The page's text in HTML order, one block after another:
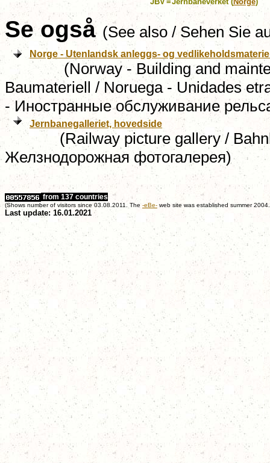
Se også (See also / Sehen Sie
Norge - Utenlandsk anleggs- og
(Norway -Building and
Baumateriell / Noruega - Unidades
-Иностранныеoбслуживание
Jernbanegalleriet, hovedside
(Railway picture gallery /
Желзнодорожная фотогалерея)
from 137 countries
(Shows number of visitors since 03.08.2011. The -eBe- web site was established summer
Last update: 16.01.2021